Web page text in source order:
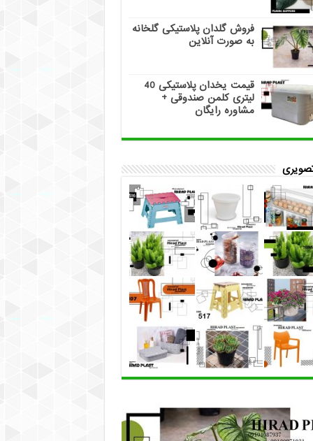
فروش گلدان پلاستیکی گلخانه
به صورت آنلاین
قیمت یخدان پلاستیکی 40
لیتری کلمن صندوقی +
مشاوره رایگان